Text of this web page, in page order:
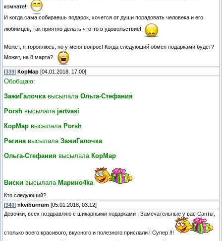
комнате!
И когда сама собираешь подарок, хочется от души порадовать человека и его
любимцев, так приятно делать что-то в удовольствие!
Может, я тороплюсь, но у меня вопрос! Когда следующий обмен подарками будет?
Может, на 8 марта?
[339] КорМар [04.01.2018, 17:00]
Обобщаю:
ЗажиГалочкавысылала Ольга-Стефания
Porsh высылала jertvasi
КорМар высылала Porsh
Регинавысылала ЗажиГалочка
Ольга-Стефания высылала КорМар
Виски высылала Марино4kа
Кто следующий?
[340] nkviburnum [05.01.2018, 03:12]
Девочки, всех поздравляю с шикарными подарками ! Замечательные у вас Санты,
столько всего красивого, вкусного и полезного прислали ! Супер !!!